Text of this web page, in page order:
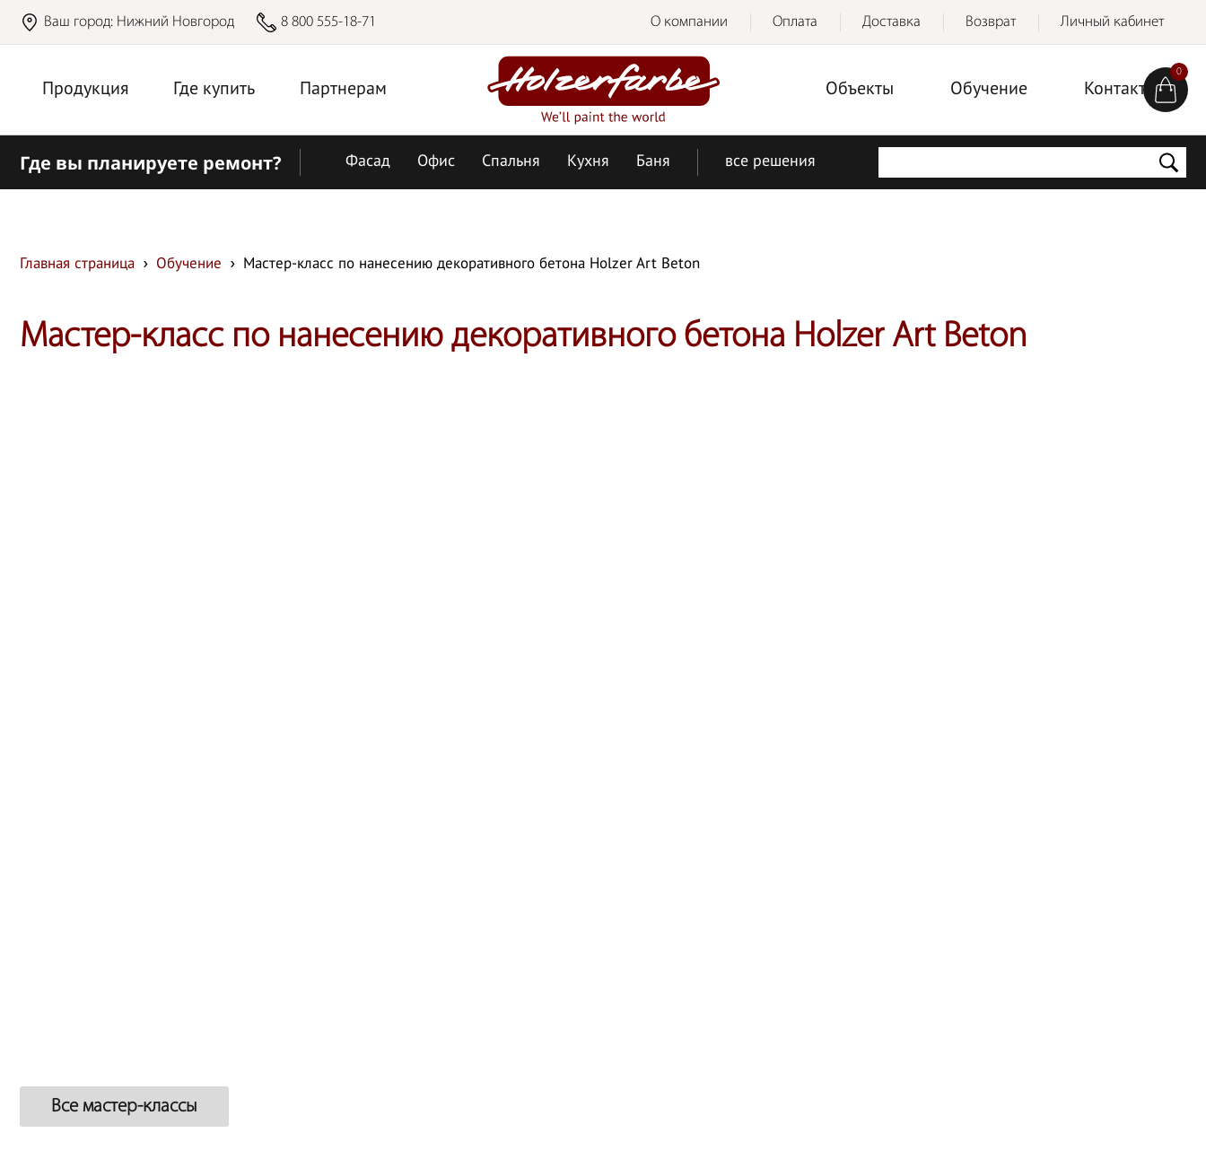
Ваш город: Нижний Новгород 8 800 555-18-71 О компании Оплата Доставка Возврат Личный кабинет
Продукция Где купить Партнерам Объекты Обучение Контакты
Где вы планируете ремонт? Фасад Офис Спальня Кухня Баня все решения
Главная страница Обучение Мастер-класс по нанесению декоративного бетона Holzer Art Beton
Мастер-класс по нанесению декоративного бетона Holzer Art Beton
Все мастер-классы
0